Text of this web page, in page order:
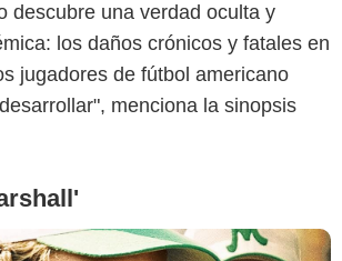
descubre una verdad oculta y
los daños crónicos y fatales en
jugadores de fútbol americano
menciona la sinopsis